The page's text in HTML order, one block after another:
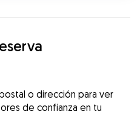
o dirección para ver
de confianza en tu